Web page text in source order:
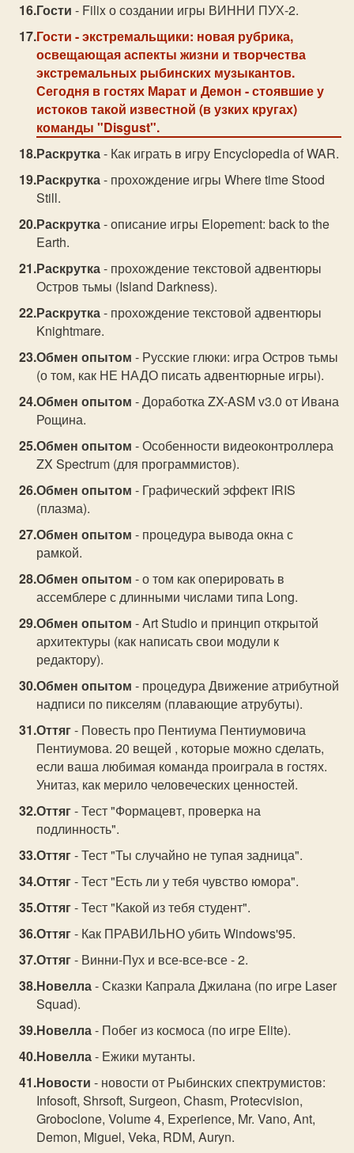
Гости - Filix о создании игры ВИННИ ПУХ-2.
Гости - экстремальщики: новая рубрика,
освещающая аспекты жизни и творчества
экстремальных рыбинских музыкантов.
Сегодня в гостях Марат и Демон - стоявшие у
истоков такой известной (в узких кругах)
команды "Disgust".
Раскрутка- Как играть в игру Encyclopedia of WAR.
Раскрутка- прохождение игры Where time Stood
Still.
Раскрутка- описание игры Elopement: back to the
Earth.
Раскрутка- прохождение текстовой адвентюры
Остров тьмы (Island Darkness).
Раскрутка- прохождение текстовой адвентюры
Knightmare.
Обмен опытом - Русские глюки: игра Остров тьмы
(о том, как НЕ НАДО писать адвентюрные игры).
Обмен опытом - Доработка ZX-ASM v3.0 от Ивана
Рощина.
Обмен опытом - Особенности видеоконтроллера
ZX Spectrum (для программистов).
Обмен опытом - Графический эффект IRIS
(плазма).
Обмен опытом - процедура вывода окна с
рамкой.
Обмен опытом - о том как оперировать в
ассемблере с длинными числами типа Long.
Обмен опытом - Art Studio и принцип открытой
архитектуры (как написать свои модули к
редактору).
Обмен опытом - процедура Движение атрибутной
надписи по пикселям (плавающие атрубуты).
Оттяг- Повесть про Пентиума Пентиумовича
Пентиумова. 20 вещей , которые можно сделать,
если ваша любимая команда проиграла в гостях.
Унитаз, как мерило человеческих ценностей.
Оттяг- Тест "Формацевт, проверка на
подлинность".
Оттяг- Тест "Ты случайно не тупая задница".
Оттяг- Тест "Есть ли у тебя чувство юмора".
Оттяг- Тест "Какой из тебя студент".
Оттяг- Как ПРАВИЛЬНО убить Windows'95.
Оттяг- Винни-Пух и все-все-все - 2.
Новелла- Сказки Капрала Джилана (по игре Laser
Squad).
Новелла- Побег из космоса (по игре Elite).
Новелла- Ежики мутанты.
Новости - новости от Рыбинских спектрумистов:
Infosoft, Shrsoft, Surgeon, Chasm, Protecvision,
Groboclone, Volume 4, Expеrience, Mr. Vano, Ant,
Demon, Miguel, Veka, RDM, Auryn.